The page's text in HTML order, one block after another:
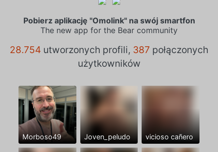
Pobierz aplikację "Omolink" na swój smartfon
The new app for the Bear community
28.754 utworzonych profili, 387 połączonych
użytkowników
Morboso49 Joven_peludo vicioso cañero